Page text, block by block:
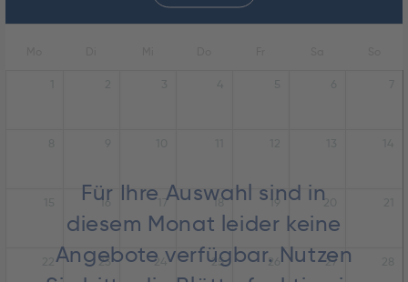
Für Ihre Auswahl sind in
diesem Monat leider keine
Angebote verfügbar. Nutzen
16 17 18 19 20
23 24 25 26 27